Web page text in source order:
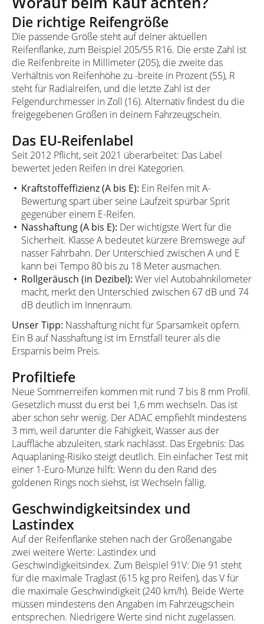
Die richtige Reifengröße
Die passende Größe steht auf deiner aktuellen
Reifenflanke, zum Beispiel 205/55 R16. Die erste Zahl ist
die Reifenbreite in Millimeter (205), die zweite das
Verhältnis von Reifenhöhe zu -breite in Prozent (55), R
steht für Radialreifen, und die letzte Zahl ist der
Felgendurchmesser in Zoll (16). Alternativ findest du die
freigegebenen Größen in deinem Fahrzeugschein.
Das EU-Reifenlabel
Seit 2012 Pflicht, seit 2021 überarbeitet: Das Label
bewertet jeden Reifen in drei Kategorien.
Kraftstoffeffizienz (A bis E): Ein Reifen mit A-
Bewertung spart über seine Laufzeit spürbar Sprit
gegenüber einem E-Reifen.
Nasshaftung (A bis E): Der wichtigste Wert für die
Sicherheit. Klasse A bedeutet kürzere Bremswege auf
nasser Fahrbahn. Der Unterschied zwischen A und E
kann bei Tempo 80 bis zu 18 Meter ausmachen.
Rollgeräusch (in Dezibel): Wer viel Autobahnkilometer
macht, merkt den Unterschied zwischen 67 dB und 74
dB deutlich im Innenraum.
Unser Tipp: Nasshaftung nicht für Sparsamkeit opfern.
Ein B auf Nasshaftung ist im Ernstfall teurer als die
Ersparnis beim Preis.
Profiltiefe
Neue Sommerreifen kommen mit rund 7 bis 8 mm Profil.
Gesetzlich musst du erst bei 1,6 mm wechseln. Das ist
aber schon sehr wenig. Der ADAC empfiehlt mindestens
3 mm, weil darunter die Fähigkeit, Wasser aus der
Lauffläche abzuleiten, stark nachlässt. Das Ergebnis: Das
Aquaplaning-Risiko steigt deutlich. Ein einfacher Test mit
einer 1-Euro-Münze hilft: Wenn du den Rand des
goldenen Rings noch siehst, ist Wechseln fällig.
Geschwindigkeitsindex und
Lastindex
Auf der Reifenflanke stehen nach der Größenangabe
zwei weitere Werte: Lastindex und
Geschwindigkeitsindex. Zum Beispiel 91V: Die 91 steht
für die maximale Traglast (615 kg pro Reifen), das V für
die maximale Geschwindigkeit (240 km/h). Beide Werte
müssen mindestens den Angaben im Fahrzeugschein
entsprechen. Niedrigere Werte sind nicht zugelassen.